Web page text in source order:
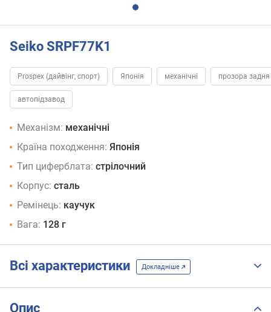
Seiko SRPF77K1
Prospex (дайвінг, спорт) Японія механічні прозора
автопідзавод
Механізм: механічні
Країна походження: Японія
Тип циферблата: стрілочний
Корпус: сталь
Ремінець: каучук
Вага: 128 г
Всі характеристики Докладніше
Опис